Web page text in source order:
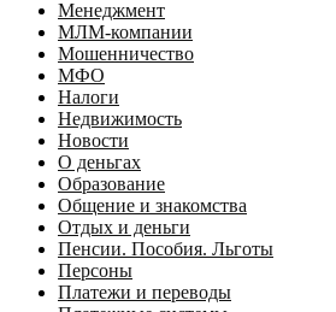
Менеджмент
МЛМ-компании
Мошенничество
МФО
Налоги
Недвижимость
Новости
О деньгах
Образование
Общение и знакомства
Отдых и деньги
Пенсии. Пособия. Льготы
Персоны
Платежи и переводы